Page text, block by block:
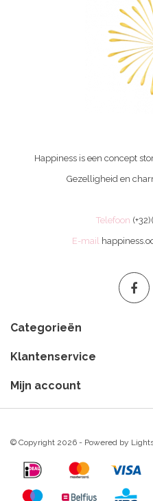
Happiness is een concept
Gezelligheid en
Telefoon
E-mail
Categorieën
Klantenservice
Mijn account
© Copyright 2026 - Powered by